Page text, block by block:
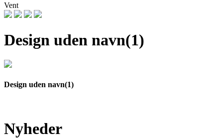
Vent
Design uden navn(1)
Design uden navn(1)
Nyheder